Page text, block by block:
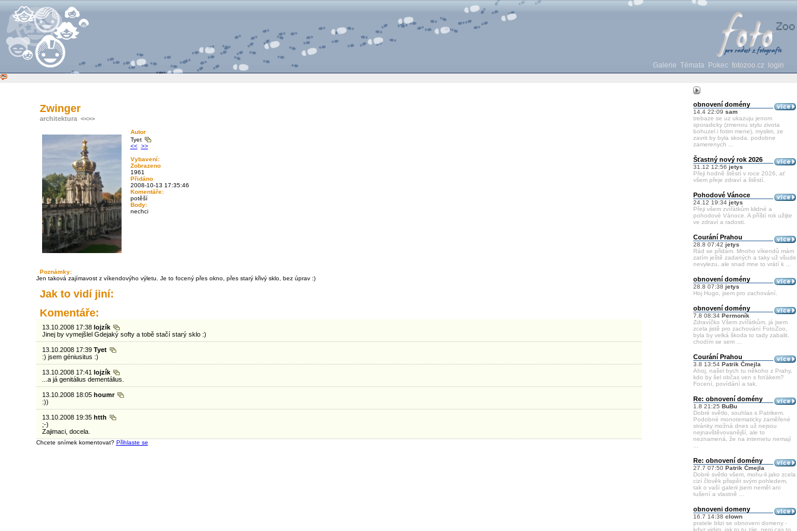
Galerie Témata Pokec fotozoo.cz login
obnovení domény
14.4 22:09 sam
trebaze se uz ukazuju jenom
sporadicky (zmenou stylu zivota
bohuzel i fotim mene), myslim, ze
zavrit by byla skoda. podobne
zamerenych ...
Šťastný nový rok 2026
31.12 12:56 jetys
Přeji hodně štěstí v roce 2026, ať
všem přeje zdraví a štěstí.
Pohodové Vánoce
24.12 19:34 jetys
Přeji všem zvířátkům klidné a
pohodové Vánoce. A příští rok užijte
ve zdraví a radosti.
Courání Prahou
28.8 07:42 jetys
Rád se přidám. Mnoho víkendů mám
zatím ještě zadaných a taky už všude
nevylezu, ale snad mne to vrátí k ...
obnovení domény
28.8 07:38 jetys
Hoj Hugo, jsem pro zachování.
obnovení domény
7.8 08:34 Permoník
Zdravíčko Všem zvířátkům, já jsem
zcela jistě pro zachování FotoZoo,
byla by velká škoda to tady zabalit,
chodím se sem ...
Courání Prahou
3.8 13:54 Patrik Čmejla
Ahoj, našel bych tu někoho z Prahy,
kdo by šel občas ven s foťákem?
Focení, povídání a tak.
Re: obnovení domény
1.8 21:25 BuBu
Dobré světlo, souhlas s Patrikem.
Podobné monotematicky zaměřené
stránky možná dnes už nejsou
nejnavštěvovanější, ale to
neznamená, že na internetu nemají
Re: obnovení domény
27.7 07:50 Patrik Čmejla
Dobré světlo všem, mohu-li jako zcela
cizí člověk přispět svým pohledem,
tak o vaší galerii jsem neměl ani
tušení a vlastně ...
obnoveni domeny
16.7 14:38 clown
pratele blizi se obnoveni domeny -
kdyz vidim, jak to tu zije, neni cas to
Zwinger
architektura <<>>
Autor
Tyet
<< >>
Vybavení:
Zobrazeno
1961
Přidáno
2008-10-13 17:35:46
Komentáře:
potěší
Body:
nechci
Poznámky:
Jen taková zajímavost z víkendovýho výletu. Je to focený přes okno, přes starý křivý sklo, bez úprav :)
Jak to vidí jiní:
Komentáře:
13.10.2008 17:38 lojzík
Jinej by vymejšlel Gdejaký softy a tobě stačí starý sklo :)
13.10.2008 17:39 Tyet
:) jsem géniusitus :)
13.10.2008 17:41 lojzík
...a já genitálius dementálius.
13.10.2008 18:05 houmr
:))
13.10.2008 19:35 htth
;-)
Zajimaci, docela.
Chcete snímek komentovat? Přihlaste se